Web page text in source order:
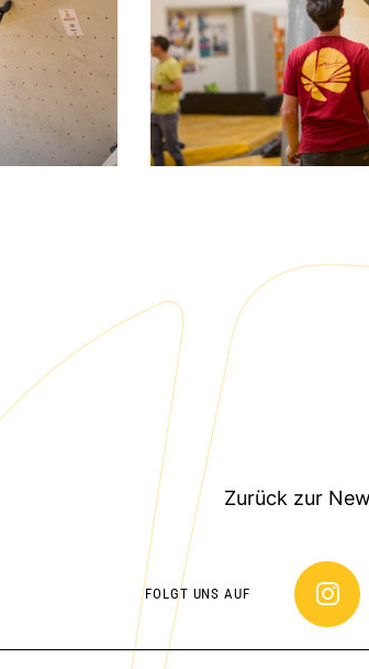
Zurück zur
FOLGT UNS AUF